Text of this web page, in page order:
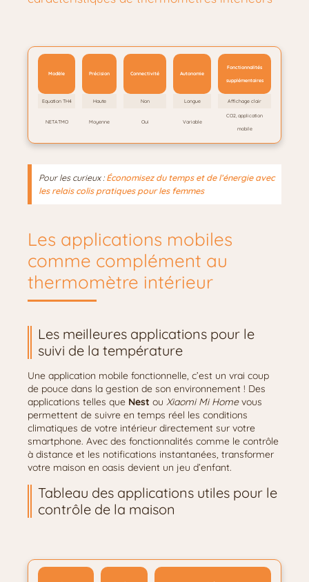
Modèle Précision Connectivité Autonomie
Fonctionnalités
supplémentaires
Equation TH4 Haute Non Longue Affichage clair
NETATMO Moyenne Oui Variable
CO2, application
mobile
Pour les curieux :Économisez du temps et de l’énergie avec
les relais colis pratiques pour les femmes
Les applications mobiles
comme complément au
thermomètre intérieur
Les meilleures applications pour le
suivi de la température
Une application mobile fonctionnelle, c’est un vrai coup
de pouce dans la gestion de son environnement ! Des
applications telles que Nest ou Xiaomi Mi Homevous
permettent de suivre en temps réel les conditions
climatiques de votre intérieur directement sur votre
smartphone. Avec des fonctionnalités comme le contrôle
à distance et les notifications instantanées, transformer
votre maison en oasis devient un jeu d’enfant.
Tableau des applications utiles pour le
contrôle de la maison